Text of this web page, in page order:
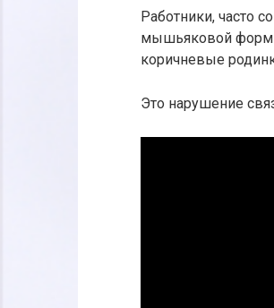
Работники, часто
мышьяковой
коричневые
Это нарушение